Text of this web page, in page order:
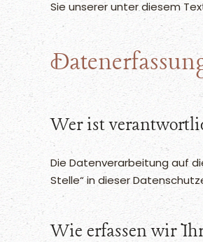
Sie unserer unter diesem
Wer ist
Die Datenverarbeitung auf
Stelle“ in dieser
Wie erfassen wir